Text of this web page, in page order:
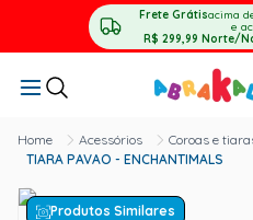
Frete Grátisacima
e
R$ 299,99 Norte/
Acessórios
Coroas e
TIARA PAVAO - ENCHANTIMALS
Produtos Similares